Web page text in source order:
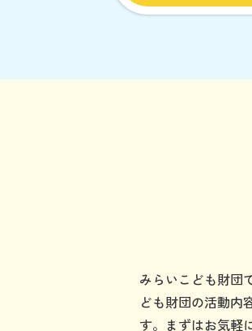
みらいこども財団
ども財団の活動内
す。まずはお気軽